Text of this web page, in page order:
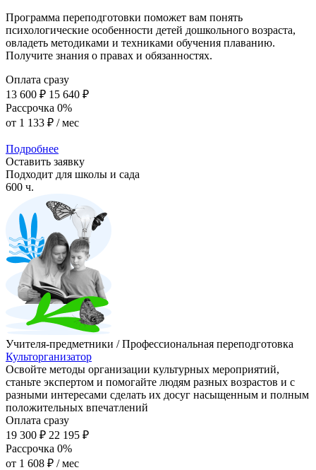
Программа переподготовки поможет вам понять
психологические особенности детей дошкольного возраста,
овладеть методиками и техниками обучения плаванию.
Получите знания о правах и обязанностях.
Оплата сразу
13 600 ₽ 15 640 ₽
Рассрочка 0%
от 1 133 ₽ / мес
Подробнее
Оставить заявку
Подходит для школы и сада
600 ч.
Учителя-предметники / Профессиональная переподготовка
Культорганизатор
Освойте методы организации культурных мероприятий,
станьте экспертом и помогайте людям разных возрастов и с
разными интересами сделать их досуг насыщенным и полным
положительных впечатлений
Оплата сразу
19 300 ₽ 22 195 ₽
Рассрочка 0%
от 1 608 ₽ / мес